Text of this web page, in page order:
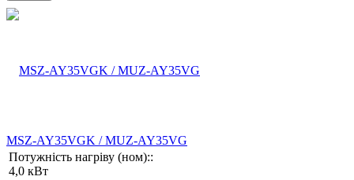
MSZ-AY35VGK / MUZ-AY35VG
Потужність нагріву (ном)::
4,0 кВт